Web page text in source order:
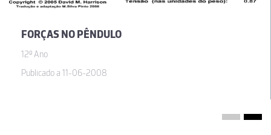
FORÇAS NO PÊNDULO
12º Ano
Publicado a 11-06-2008